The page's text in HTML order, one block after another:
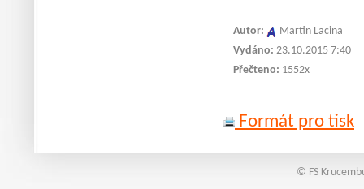
Autor:
Martin Lacina
Vydáno: 23.10.2015 7:40
Přečteno: 1552x
Formát pro tisk
© FS